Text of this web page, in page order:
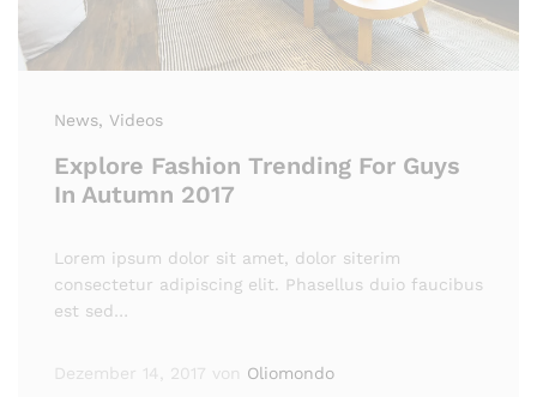
News, Videos
Explore Fashion Trending For Guys
In Autumn 2017
Lorem ipsum dolor sit amet, dolor siterim
consectetur adipiscing elit. Phasellus duio faucibus
est sed…
Dezember 14, 2017 von Oliomondo